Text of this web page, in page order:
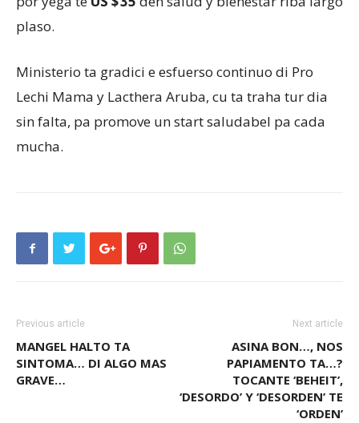
plaso.
Ministerio ta gradici e esfuerso continuo di Pro
Lechi Mama y Lacthera Aruba, cu ta traha tur dia
sin falta, pa promove un start saludabel pa cada
mucha.
Previous article
MANGEL HALTO TA
SINTOMA… DI ALGO MAS
GRAVE…
Next article
ASINA BON…, NOS
PAPIAMENTO TA…?
TOCANTE ‘BEHEIT’,
‘DESORDO’ Y ‘DESORDEN’ TE
‘ORDEN’